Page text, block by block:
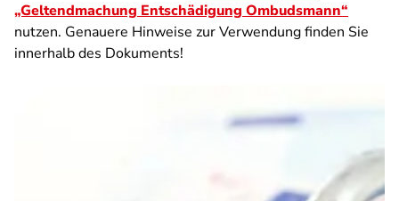
„Geltendmachung Entschädigung Ombudsmann“
nutzen. Genauere Hinweise zur Verwendung finden Sie
innerhalb des Dokuments!